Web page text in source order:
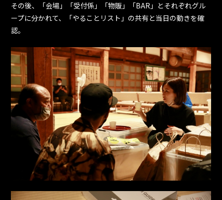
その後、「会場」「受付係」「物販」「BAR」とそれぞれグル
ープに分かれて、「やることリスト」の共有と当日の動きを確
認。